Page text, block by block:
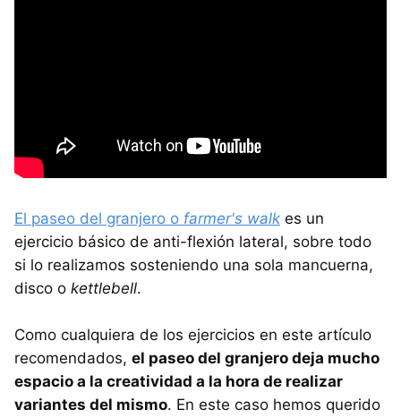
El paseo del granjero o farmer's walk es un
ejercicio básico de anti-flexión lateral, sobre todo
si lo realizamos sosteniendo una sola mancuerna,
disco o kettlebell.
Como cualquiera de los ejercicios en este artículo
recomendados, el paseo del granjero deja mucho
espacio a la creatividad a la hora de realizar
variantes del mismo. En este caso hemos querido